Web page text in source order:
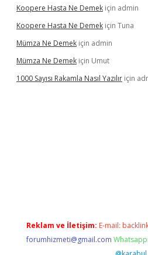
Koopere Hasta Ne Demek için admin
Koopere Hasta Ne Demek için Tuna
Mümza Ne Demek için admin
Mümza Ne Demek için Umut
1000 Sayısı Rakamla Nasıl Yazılır için
Reklam ve İletişim: E-mail:
forumhizmeti@gmail.com